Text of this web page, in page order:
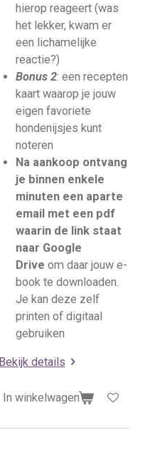
hierop reageert (was
het lekker, kwam er
een lichamelijke
reactie?)
Bonus 2: een recepten
kaart waarop je jouw
eigen favoriete
hondenijsjes kunt
noteren
Na aankoop ontvang
je binnen enkele
minuten een aparte
email met een pdf
waarin de link staat
naar Google
Drive om daar jouw e-
book te downloaden.
Je kan deze zelf
printen of digitaal
gebruiken
Bekijk details
In winkelwagen